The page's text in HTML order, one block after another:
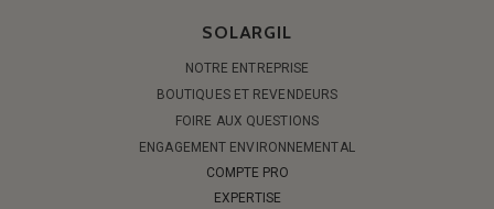
SOLARGIL
NOTRE ENTREPRISE
BOUTIQUES ET REVENDEURS
FOIRE AUX QUESTIONS
ENGAGEMENT ENVIRONNEMENTAL
COMPTE PRO
EXPERTISE